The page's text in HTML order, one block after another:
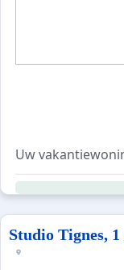
Uw
Geniet van een
Uw huur
Studio Tignes, 1